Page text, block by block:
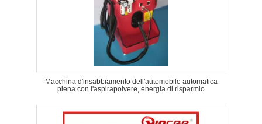
Macchina d'insabbiamento dell'automobile automatica
piena con l'aspirapolvere, energia di risparmio